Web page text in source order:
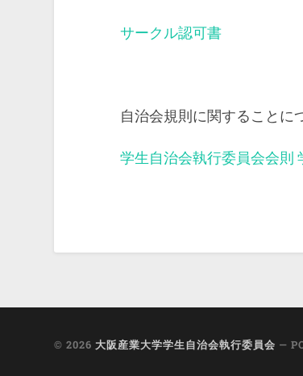
サークル認可書
自治会規則に関することに
学生自治会執行委員会会則
© 2026 大阪産業大学学生自治会執行委員会 —